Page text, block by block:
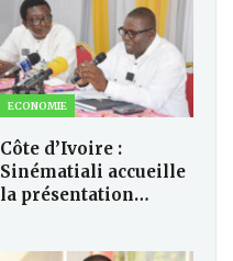
ECONOMIE
Côte d’Ivoire :
Sinématiali accueille
la présentation…